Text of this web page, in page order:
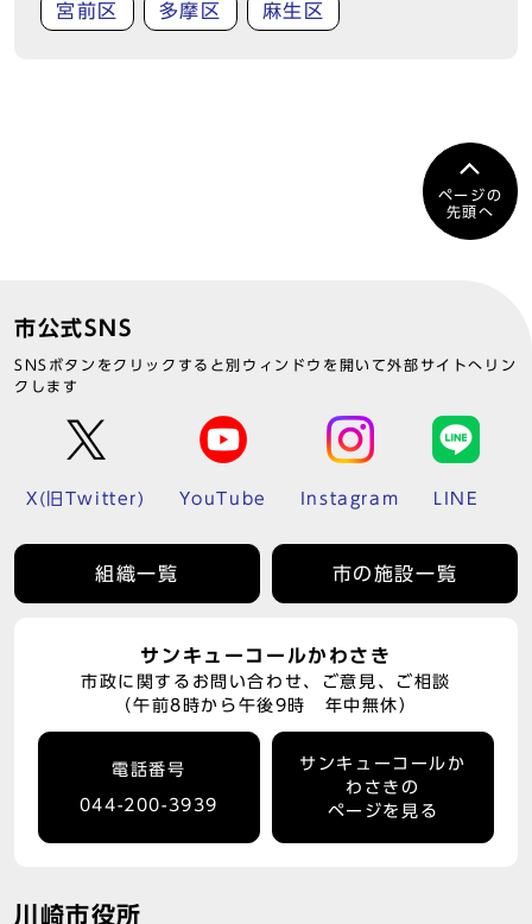
宮前区 多摩区 麻生区
ページの
先頭へ
市公式SNS
SNSボタンをクリックすると別ウィンドウを開いて外部サイトへリン
クします
X(旧Twitter) YouTube Instagram LINE
組織一覧 市の施設一覧
サンキューコールかわさき
市政に関するお問い合わせ、ご意見、ご相談
（午前8時から午後9時 年中無休）
電話番号
044-200-3939
サンキューコールか
わさきの
ページを見る
川崎市役所